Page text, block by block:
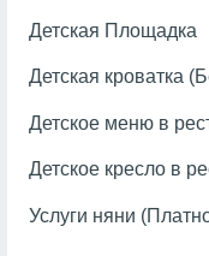
Детская Площадка
Детская кроватка
Детское меню в
Детское кресло в
Услуги няни